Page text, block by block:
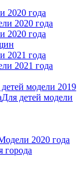
2020 года
2020 года
2020 года
2021 года
2021 года
модели 2019
Для детей модели
2020 года
города